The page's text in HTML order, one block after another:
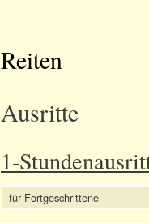
Reiten
Ausritte
1-
für Fortgeschrittene